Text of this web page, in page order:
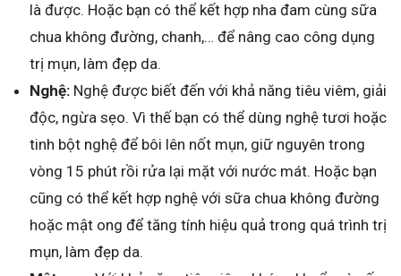
là được. Hoặc bạn có thể kết hợp nha đam cùng sữa
chua không đường, chanh,… để nâng cao công dụng
trị mụn, làm đẹp da.
Nghệ: Nghệ được biết đến với khả năng tiêu viêm, giải
độc, ngừa sẹo. Vì thế bạn có thể dùng nghệ tươi hoặc
tinh bột nghệ để bôi lên nốt mụn, giữ nguyên trong
vòng 15 phút rồi rửa lại mặt với nước mát. Hoặc bạn
cũng có thể kết hợp nghệ với sữa chua không đường
hoặc mật ong để tăng tính hiệu quả trong quá trình trị
mụn, làm đẹp da.